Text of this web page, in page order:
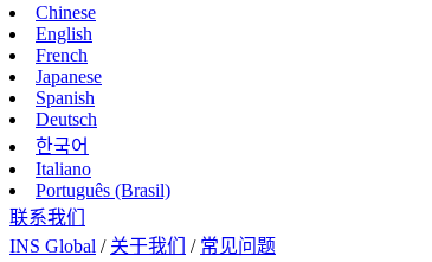
Chinese
English
French
Japanese
Spanish
Deutsch
한국어
Italiano
Português (Brasil)
联系我们
INS Global / 关于我们 / 常见问题